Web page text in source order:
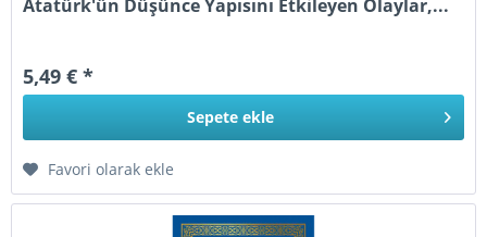
Atatürk'ün Düşünce Yapısını Etkileyen Olaylar,...
5,49 € *
Sepete ekle
Favori olarak ekle